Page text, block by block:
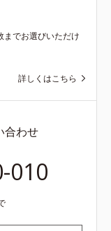
までお選びいただけ
詳しくはこちら
合わせ
010